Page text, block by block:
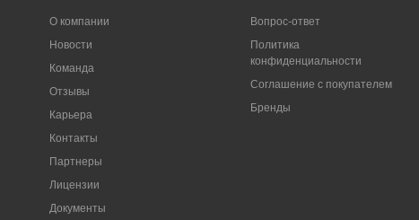
О компании
Новости
Команда
Отзывы
Карьера
Контакты
Партнеры
Лицензии
Документы
Вопрос-ответ
Политика
конфиденциальности
Соглашение с покупателем
Бренды